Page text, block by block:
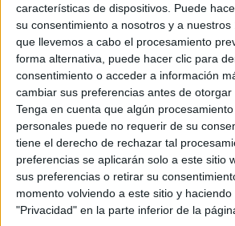
características de dispositivos. Puede
su consentimiento a nosotros y a nuestros
que llevemos a cabo el procesamiento
forma alternativa, puede hacer clic para
consentimiento o acceder a información
cambiar sus preferencias antes de otorgar
Tenga en cuenta que algún
personales puede no requerir de su
tiene el derecho de rechazar tal
preferencias se aplicarán solo a este sitio
sus preferencias o retirar su
momento volviendo a este sitio y
"Privacidad" en la parte inferior de la
Pues resulta que estoy dudando entre dos
Uno se llama Biotecnología de la
Vegetales, en Oviedo; y otro es un máster
Politécnica de Valencia, máster en Sanidad
Agricultura Sostenible.
1 comentario leer más
Biología vs
Zaste 29/10/2024
Buenas,
Me presento, soy estudiante de 3º de